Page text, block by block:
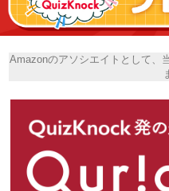
Amazonのアソシエイトとして、